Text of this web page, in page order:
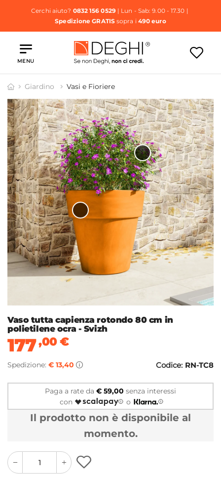
Cerchi aiuto? 0832 156 0529| Lun - Sab: 9.00 - 17.30 |
Spedizione GRATISsopra i 490 euro
MENU
Giardino Vasi e Fioriere
Vaso tutta capienza rotondo 80 cm in
polietilene ocra - Svizh
177,00€
Spedizione: € 13,40 Codice: RN-TC8
Paga a rate da € 59,00 senza interessi
con
o
Il prodotto non è disponibile al
momento.
quantity
button
quantity
minus
button